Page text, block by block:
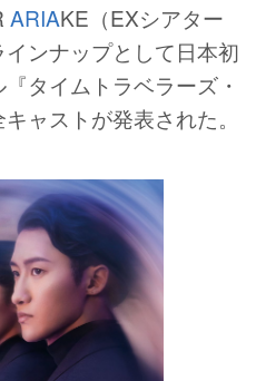
ARIAKE（EXシアター
ンナップとして日本初
タイムトラベラーズ・
ャストが発表された。